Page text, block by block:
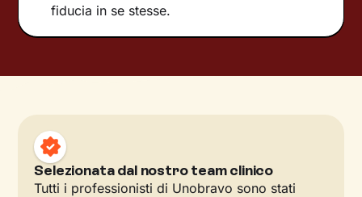
fiducia in se stesse.
Selezionata dal nostro team clinico
Tutti i professionisti di Unobravo sono stati